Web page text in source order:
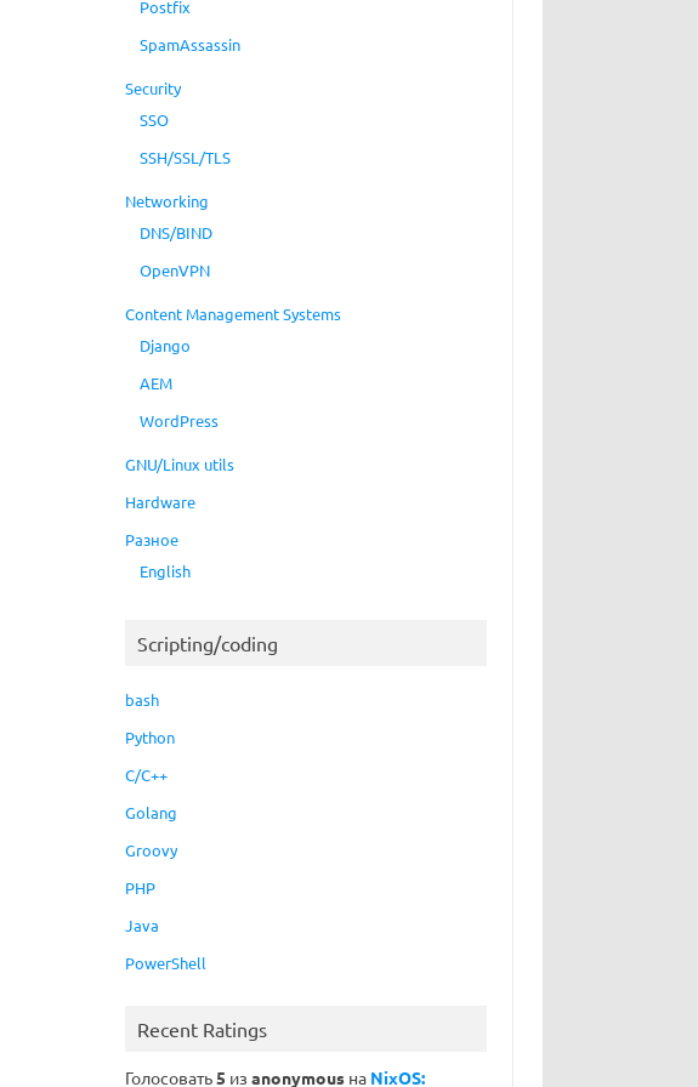
Postfix
SpamAssassin
Security
SSO
SSH/SSL/TLS
Networking
DNS/BIND
OpenVPN
Content Management Systems
Django
AEM
WordPress
GNU/Linux utils
Hardware
Разное
English
Scripting/coding
bash
Python
C/C++
Golang
Groovy
PHP
Java
PowerShell
Recent Ratings
Голосовать5 изanonymous на NixOS: